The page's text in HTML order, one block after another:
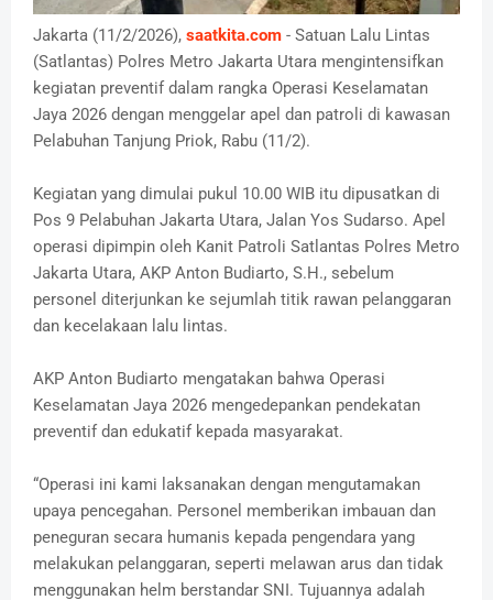
Jakarta (11/2/2026), saatkita.com - Satuan Lalu Lintas
(Satlantas) Polres Metro Jakarta Utara mengintensifkan
kegiatan preventif dalam rangka Operasi Keselamatan
Jaya 2026 dengan menggelar apel dan patroli di kawasan
Pelabuhan Tanjung Priok, Rabu (11/2).
Kegiatan yang dimulai pukul 10.00 WIB itu dipusatkan di
Pos 9 Pelabuhan Jakarta Utara, Jalan Yos Sudarso. Apel
operasi dipimpin oleh Kanit Patroli Satlantas Polres Metro
Jakarta Utara, AKP Anton Budiarto, S.H., sebelum
personel diterjunkan ke sejumlah titik rawan pelanggaran
dan kecelakaan lalu lintas.
AKP Anton Budiarto mengatakan bahwa Operasi
Keselamatan Jaya 2026 mengedepankan pendekatan
preventif dan edukatif kepada masyarakat.
“Operasi ini kami laksanakan dengan mengutamakan
upaya pencegahan. Personel memberikan imbauan dan
peneguran secara humanis kepada pengendara yang
melakukan pelanggaran, seperti melawan arus dan tidak
menggunakan helm berstandar SNI. Tujuannya adalah